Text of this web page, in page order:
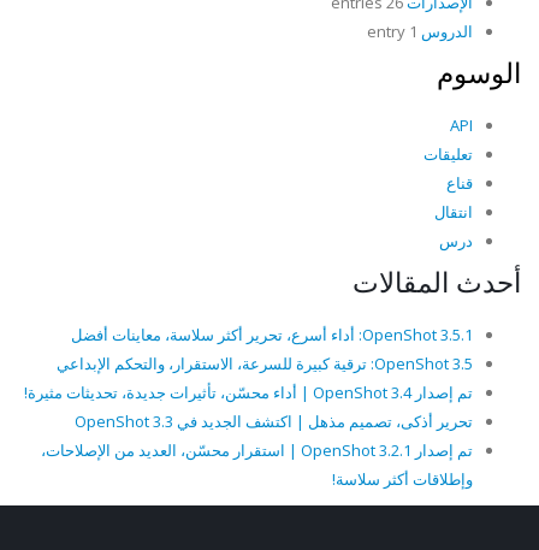
الدروس
الوسوم
API
تعليقات
قناع
انتقال
درس
أحدث المقالات
OpenShot 3.5.1: أداء أسرع، تحرير أكثر سلاسة، معاينات أفضل
OpenShot 3.5: ترقية كبيرة للسرعة، الاستقرار، والتحكم الإبداعي
تم إصدار OpenShot 3.4 | أداء محسّن، تأثيرات جديدة، تحديثات مثيرة!
تحرير أذكى، تصميم مذهل | اكتشف الجديد في OpenShot 3.3
تم إصدار OpenShot 3.2.1 | استقرار محسّن، العديد من الإصلاحات،
وإطلاقات أكثر سلاسة!